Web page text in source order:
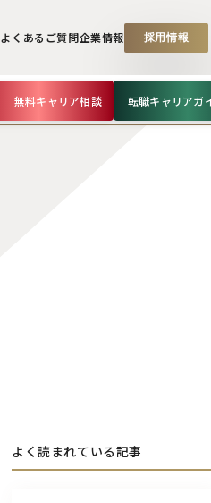
よくあるご質問企業情報 採用情報
無料キャリア相談 転職キャリアガ
よく読まれている記事